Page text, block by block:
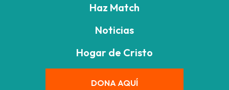
Haz Match
Noticias
Hogar de Cristo
DONA AQUÍ